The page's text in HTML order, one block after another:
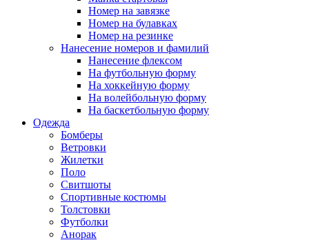
Номер на завязке
Номер на булавках
Номер на резинке
Нанесение номеров и фамилий
Нанесение флексом
На футбольную форму
На хоккейную форму
На волейбольную форму
На баскетбольную форму
Одежда
Бомберы
Ветровки
Жилетки
Поло
Свитшоты
Спортивные костюмы
Толстовки
Футболки
Анорак